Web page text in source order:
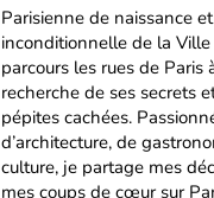
Parisienne de naissance
inconditionnelle de la Ville
parcours les rues de Paris
recherche de ses secrets
pépites cachées.
d’architecture, de
culture, je partage mes
mes coups de cœur sur